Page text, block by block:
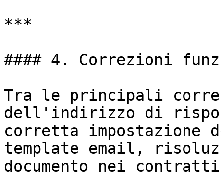
***
#### 4. Correzioni
Tra le principali
dell'indirizzo di
corretta impostazione
template email,
documento nei